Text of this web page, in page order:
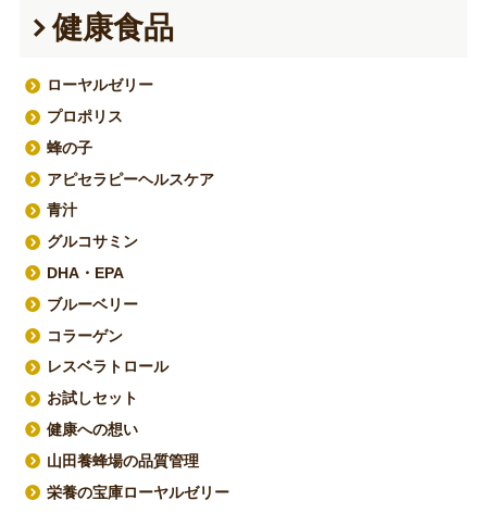
健康食品
ローヤルゼリー
プロポリス
蜂の子
アピセラピーヘルスケア
青汁
グルコサミン
DHA・EPA
ブルーベリー
コラーゲン
レスベラトロール
お試しセット
健康への想い
山田養蜂場の品質管理
栄養の宝庫ローヤルゼリー